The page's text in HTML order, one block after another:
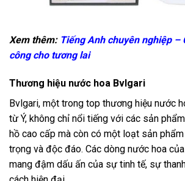
Xem thêm: Tiếng Anh chuyên nghiệp –
công cho tương lai
Thương hiệu nước hoa Bvlgari
Bvlgari, một trong top thương hiệu nước
từ Ý, không chỉ nổi tiếng với các sản
hồ cao cấp mà còn có một loạt sản
trọng và độc đáo. Các dòng nước hoa
mang đậm dấu ấn của sự tinh tế, sự